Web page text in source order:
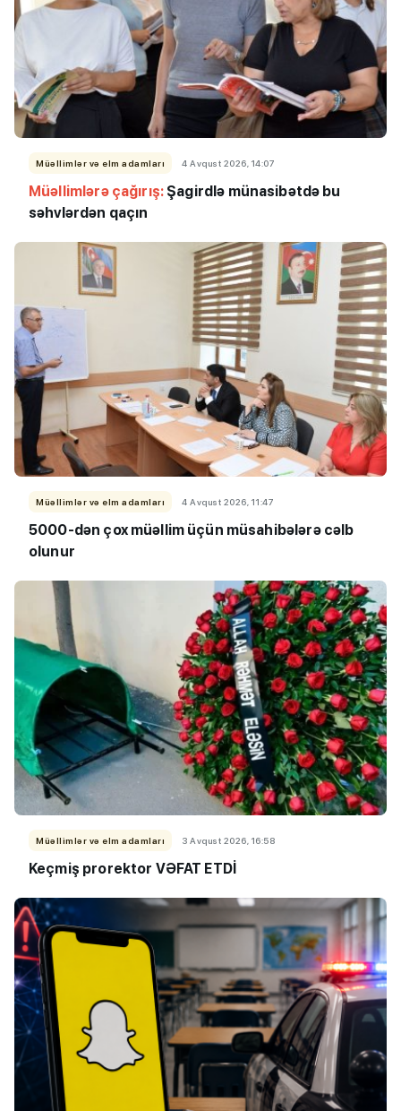
Müəllimlər və elm adamları 4 Avqust 2026, 14:07
Müəllimlərə çağırış: Şagirdlə münasibətdə bu
səhvlərdən qaçın
Müəllimlər və elm adamları 4 Avqust 2026, 11:47
5000-dən çox müəllim üçün müsahibələrə cəlb
olunur
Müəllimlər və elm adamları 3 Avqust 2026, 16:58
Keçmiş prorektor VƏFAT ETDİ